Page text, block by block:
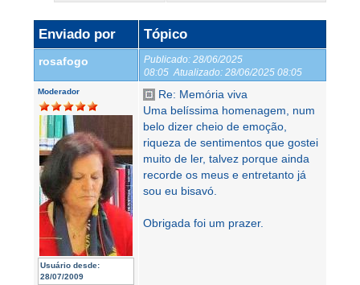
Enviado por Tópico
rosafogo Publicado: 28/06/2025
08:05 Atualizado: 28/06/2025 08:05
Moderador
Usuário desde:
28/07/2009
Re: Memória viva
Uma belíssima homenagem, num
belo dizer cheio de emoção,
riqueza de sentimentos que gostei
muito de ler, talvez porque ainda
recorde os meus e entretanto já
sou eu bisavó.
Obrigada foi um prazer.